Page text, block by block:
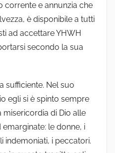
corrente e annunzia che
è disponibile a tutti
ad accettare YHWH
secondo la sua
sufficiente. Nel suo
egli si è spinto sempre
misericordia di Dio alle
le donne, i
indemoniati, i peccatori.